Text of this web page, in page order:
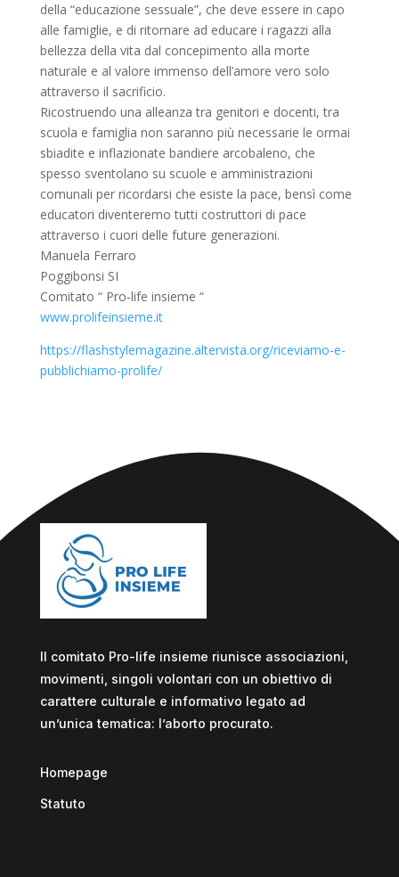
della “educazione sessuale”, che deve essere in capo
alle famiglie, e di ritornare ad educare i ragazzi alla
bellezza della vita dal concepimento alla morte
naturale e al valore immenso dell’amore vero solo
attraverso il sacrificio.
Ricostruendo una alleanza tra genitori e docenti, tra
scuola e famiglia non saranno più necessarie le ormai
sbiadite e inflazionate bandiere arcobaleno, che
spesso sventolano su scuole e amministrazioni
comunali per ricordarsi che esiste la pace, bensì come
educatori diventeremo tutti costruttori di pace
attraverso i cuori delle future generazioni.
Manuela Ferraro
Poggibonsi SI
Comitato “ Pro-life insieme “
www.prolifeinsieme.it
https://flashstylemagazine.altervista.org/riceviamo-e-
pubblichiamo-prolife/
Il comitato Pro-life insieme riunisce associazioni,
movimenti, singoli volontari con un obiettivo di
carattere culturale e informativo legato ad
un’unica tematica: l’aborto procurato.
Homepage
Statuto